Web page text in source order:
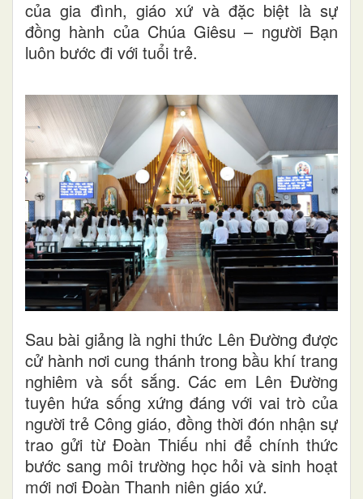
của gia đình, giáo xứ và đặc biệt là sự
đồng hành của Chúa Giêsu – người Bạn
luôn bước đi với tuổi trẻ.
Sau bài giảng là nghi thức Lên Đường được
cử hành nơi cung thánh trong bầu khí trang
nghiêm và sốt sắng. Các em Lên Đường
tuyên hứa sống xứng đáng với vai trò của
người trẻ Công giáo, đồng thời đón nhận sự
trao gửi từ Đoàn Thiếu nhi để chính thức
bước sang môi trường học hỏi và sinh hoạt
mới nơi Đoàn Thanh niên giáo xứ.